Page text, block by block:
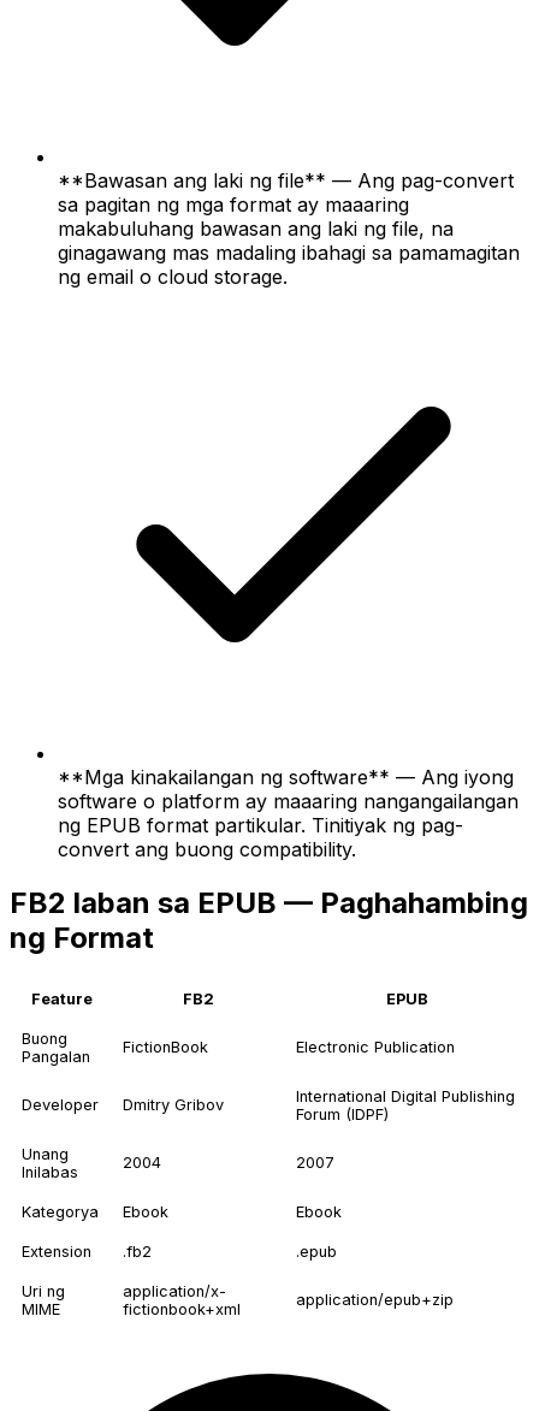
**Bawasan ang laki ng file** — Ang pag-convert
sa pagitan ng mga format ay maaaring
makabuluhang bawasan ang laki ng file, na
ginagawang mas madaling ibahagi sa pamamagitan
ng email o cloud storage.
**Mga kinakailangan ng software** — Ang iyong
software o platform ay maaaring nangangailangan
ng EPUB format partikular. Tinitiyak ng pag-
convert ang buong compatibility.
FB2 laban sa EPUB — Paghahambing
ng Format
Feature FB2 EPUB
Buong
Pangalan
FictionBook Electronic Publication
Developer Dmitry Gribov
International Digital Publishing
Forum (IDPF)
Unang
Inilabas
2004 2007
Kategorya Ebook Ebook
Extension .fb2 .epub
Uri ng
MIME
application/x-
fictionbook+xml
application/epub+zip